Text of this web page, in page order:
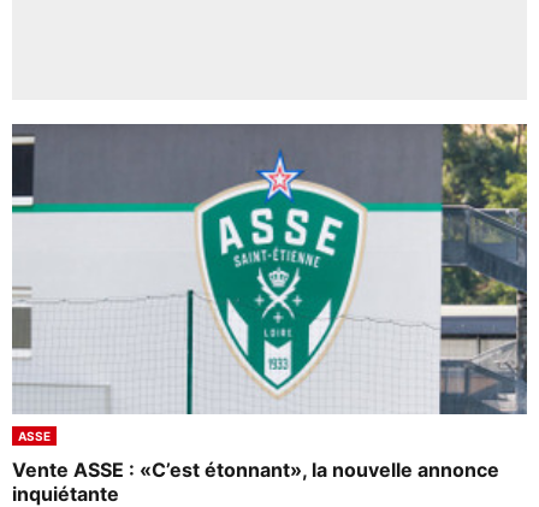
ASSE
Vente ASSE : «C’est étonnant», la nouvelle annonce
inquiétante